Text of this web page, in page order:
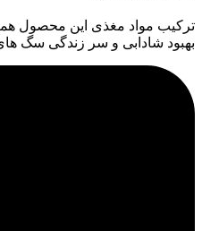
ترکیب مواد مغذی این محصول
بهبود شادابی و سر زندگی سگ های بالای 8 سال